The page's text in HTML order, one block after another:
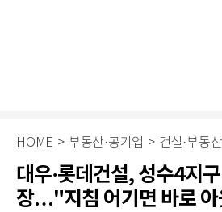
HOME > 부동산·공기업 > 건설·부동산
대우·롯데건설, 성수4지
장…"지침 어기면 바로